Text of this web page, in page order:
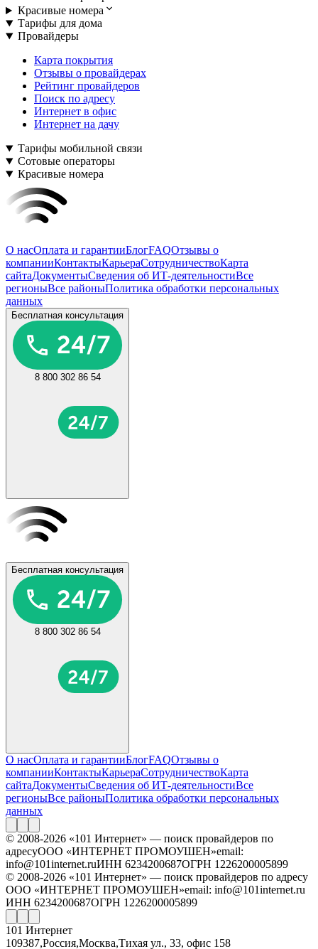
Красивые номера
Тарифы для дома
Провайдеры
Карта покрытия
Отзывы о провайдерах
Рейтинг провайдеров
Поиск по адресу
Интернет в офис
Интернет на дачу
Тарифы мобильной связи
Сотовые операторы
Красивые номера
О насОплата и гарантииБлогFAQОтзывы о
компанииКонтактыКарьераСотрудничествоКарта
сайтаДокументыСведения об ИТ-деятельностиВсе
регионыВсе районыПолитика обработки персональных
данных
Бесплатная консультация
8 800 302 86 54
Бесплатная консультация
8 800 302 86 54
О насОплата и гарантииБлогFAQОтзывы о
компанииКонтактыКарьераСотрудничествоКарта
сайтаДокументыСведения об ИТ-деятельностиВсе
регионыВсе районыПолитика обработки персональных
данных
© 2008-2026 «101 Интернет» — поиск провайдеров по
адресуООО «ИНТЕРНЕТ ПРОМОУШЕН»email:
info@101internet.ruИНН 6234200687ОГРН 1226200005899
© 2008-2026 «101 Интернет» — поиск провайдеров по адресу
ООО «ИНТЕРНЕТ ПРОМОУШЕН»email: info@101internet.ru
ИНН 6234200687ОГРН 1226200005899
101 Интернет
109387,Россия,Москва,Тихая ул., 33, офис 158